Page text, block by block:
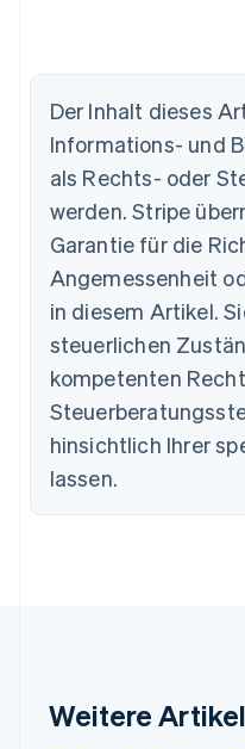
Der Inhalt dieses
Informations- und
als Rechts- oder
werden. Stripe
Garantie für die
Angemessenheit
in diesem Artikel.
steuerlichen
kompetenten
hinsichtlich Ihrer
lassen.
Weitere Artikel
Australien
Belgien
NederlandsFrançais
Brasilien
PortuguêsEnglish
Bulgarien
English
English
Deutschland
Deutsch English
Estland
English
Festlandchina
Finnland
Indien